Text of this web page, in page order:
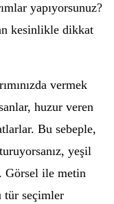
yapıyorsunuz?
kesinlikle dikkat
vermek
huzur veren
Bu sebeple,
yeşil
Görsel ile metin
tür seçimler